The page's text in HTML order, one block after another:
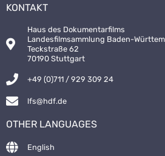
KONTAKT
Haus des Dokumentarfilms
Landesfilmsammlung Baden-
Teckstraße 62
70190 Stuttgart
+49 (0)711 / 929 309 24
lfs@hdf.de
OTHER LANGUAGES
English